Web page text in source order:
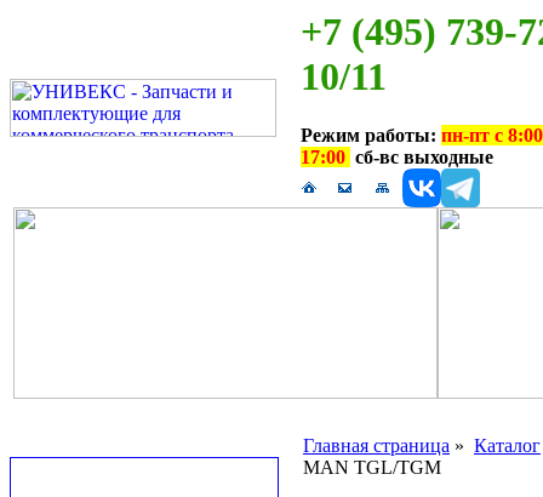
+7 (495) 739-
10/11
Режим работы: пн-пт с
17:00 сб-вс выходные
Главная страница » Каталог
MAN TGL/TGM